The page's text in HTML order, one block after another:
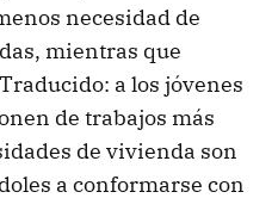
necesidad de
mientras que
a los jóvenes
de trabajos más
de vivienda son
a conformarse con